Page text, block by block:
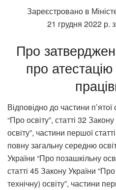
Зареєстровано в
21 грудня 2022 р.
Про
про атестацію
Відповідно до частини п’ятої
“Про освіту”, статті 32
освіту”, частини першої
повну загальну середню
України “Про позашкільну
статті 45 Закону України
технічну) освіту”, частини